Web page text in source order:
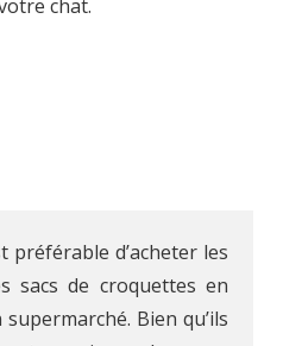
chat.
préférable d’acheter les
sacs de croquettes en
Bien qu’ils